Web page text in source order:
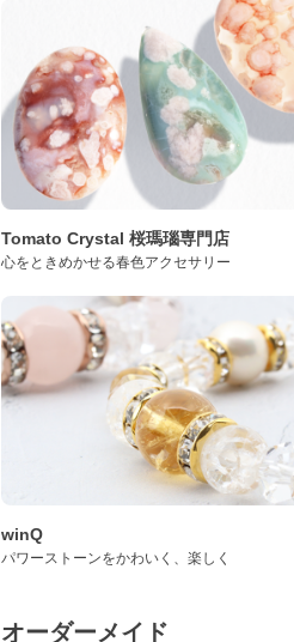
Tomato Crystal 桜瑪瑙専門店
心をときめかせる春色アクセサリー
winQ
パワーストーンをかわいく、楽しく
オーダーメイド